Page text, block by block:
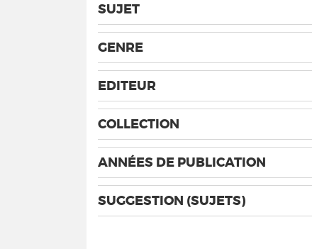
SUJET
GENRE
EDITEUR
COLLECTION
ANNÉES DE PUBLICATION
SUGGESTION (SUJETS)